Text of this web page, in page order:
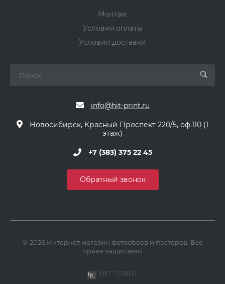
Монтаж
Условия оплаты
Условия доставки
info@hit-print.ru
Новосибирск, Красный Проспект 220/5, оф.110 (1
этаж)
+7 (383) 375 22 45
Обратный звонок
© 2026 Интернет магазин фотообоев и постеров, Все
права защищены